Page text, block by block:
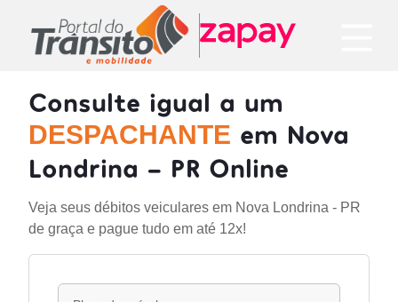
Consulte igual a um
DESPACHANTE em Nova
Londrina - PR Online
Veja seus débitos veiculares em Nova Londrina - PR
de graça e pague tudo em até 12x!